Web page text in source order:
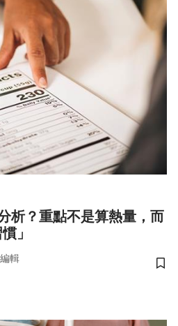
析？重點不是算熱量，而
」
輯
儲